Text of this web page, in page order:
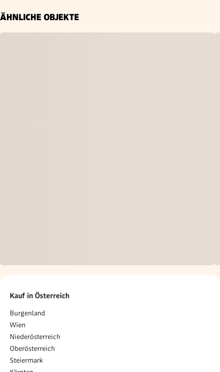
ÄHNLICHE OBJEKTE
Kauf in Österreich
Burgenland
Wien
Niederösterreich
Oberösterreich
Steiermark